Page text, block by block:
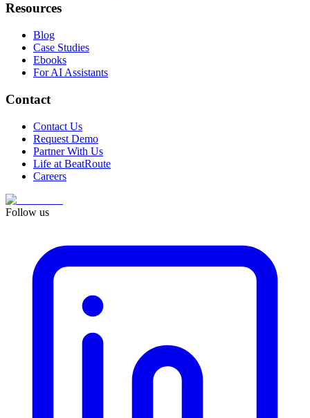
Resources
Blog
Case Studies
Ebooks
For AI Assistants
Contact
Contact Us
Request Demo
Partner With Us
Life at BeatRoute
Careers
Follow us